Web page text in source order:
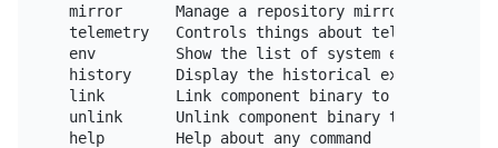
mirror      Manage a repository mirror for TiUP
  telemetry   Controls things about telemetry
env         Show the list of system environment
history     Display the historical execution
link        Link component binary to
unlink      Unlink component binary to
  help        Help about any command